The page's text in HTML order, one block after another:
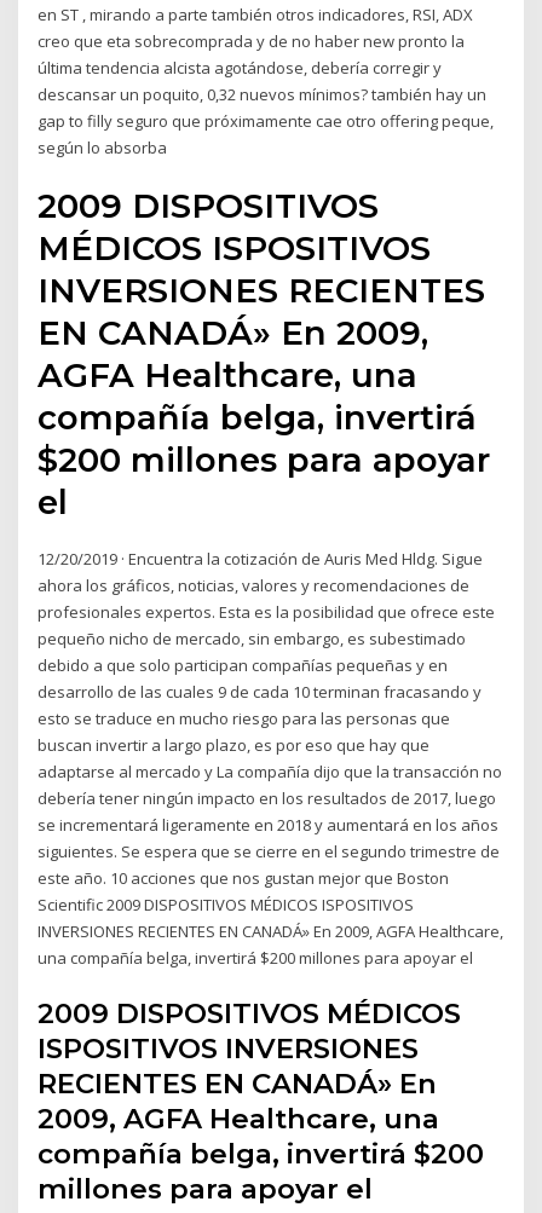
en ST , mirando a parte también otros indicadores, RSI, ADX
creo que eta sobrecomprada y de no haber new pronto la
última tendencia alcista agotándose, debería corregir y
descansar un poquito, 0,32 nuevos mínimos? también hay un
gap to filly seguro que próximamente cae otro offering peque,
según lo absorba
2009 DISPOSITIVOS
MÉDICOS ISPOSITIVOS
INVERSIONES RECIENTES
EN CANADÁ» En 2009,
AGFA Healthcare, una
compañía belga, invertirá
$200 millones para apoyar
el
12/20/2019 · Encuentra la cotización de Auris Med Hldg. Sigue
ahora los gráficos, noticias, valores y recomendaciones de
profesionales expertos. Esta es la posibilidad que ofrece este
pequeño nicho de mercado, sin embargo, es subestimado
debido a que solo participan compañías pequeñas y en
desarrollo de las cuales 9 de cada 10 terminan fracasando y
esto se traduce en mucho riesgo para las personas que
buscan invertir a largo plazo, es por eso que hay que
adaptarse al mercado y La compañía dijo que la transacción no
debería tener ningún impacto en los resultados de 2017, luego
se incrementará ligeramente en 2018 y aumentará en los años
siguientes. Se espera que se cierre en el segundo trimestre de
este año. 10 acciones que nos gustan mejor que Boston
Scientific 2009 DISPOSITIVOS MÉDICOS ISPOSITIVOS
INVERSIONES RECIENTES EN CANADÁ» En 2009, AGFA Healthcare,
una compañía belga, invertirá $200 millones para apoyar el
2009 DISPOSITIVOS MÉDICOS
ISPOSITIVOS INVERSIONES
RECIENTES EN CANADÁ» En
2009, AGFA Healthcare, una
compañía belga, invertirá $200
millones para apoyar el